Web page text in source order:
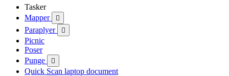
Tasker
Mapper

Paraplyer 
Picnic
Poser
Punge

Quick Scan laptop document